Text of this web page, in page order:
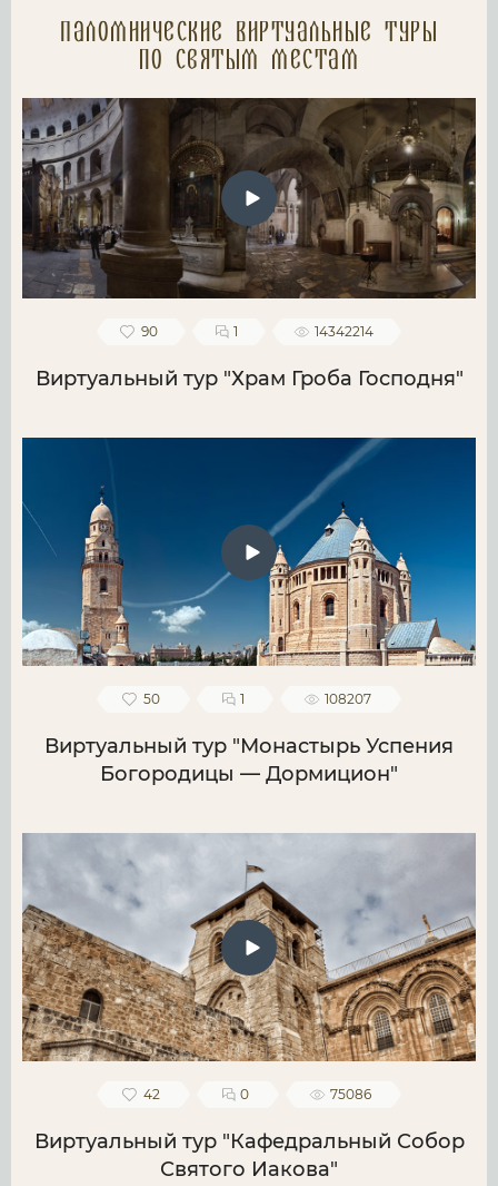
Паломнические Виртуальные туры
по святым местам
90 1 14342214
Виртуальный тур "Храм Гроба Господня"
50 1 108207
Виртуальный тур "Монастырь Успения
Богородицы — Дормицион"
42 0 75086
Виртуальный тур "Кафедральный Собор
Святого Иакова"